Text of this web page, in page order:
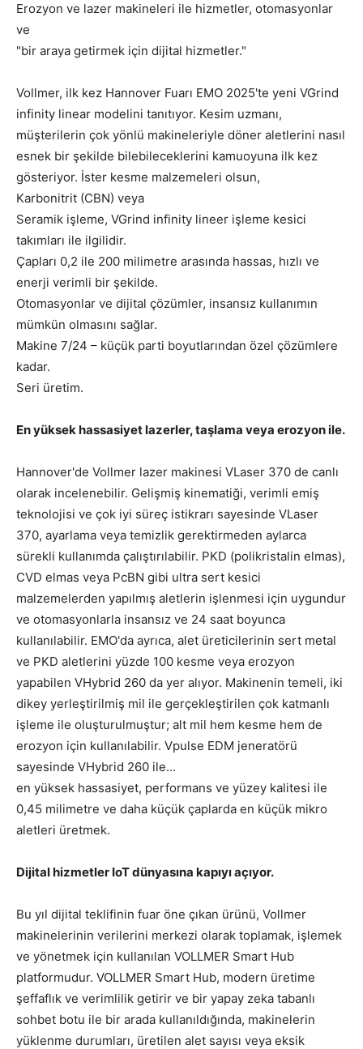
Erozyon ve lazer makineleri ile hizmetler, otomasyonlar
ve
"bir araya getirmek için dijital hizmetler."
Vollmer, ilk kez Hannover Fuarı EMO 2025'te yeni VGrind
infinity linear modelini tanıtıyor. Kesim uzmanı,
müşterilerin çok yönlü makineleriyle döner aletlerini nasıl
esnek bir şekilde bilebileceklerini kamuoyuna ilk kez
gösteriyor. İster kesme malzemeleri olsun,
Karbonitrit (CBN) veya
Seramik işleme, VGrind infinity lineer işleme kesici
takımları ile ilgilidir.
Çapları 0,2 ile 200 milimetre arasında hassas, hızlı ve
enerji verimli bir şekilde.
Otomasyonlar ve dijital çözümler, insansız kullanımın
mümkün olmasını sağlar.
Makine 7/24 – küçük parti boyutlarından özel çözümlere
kadar.
Seri üretim.
En yüksek hassasiyet lazerler, taşlama veya erozyon ile.
Hannover'de Vollmer lazer makinesi VLaser 370 de canlı
olarak incelenebilir. Gelişmiş kinematiği, verimli emiş
teknolojisi ve çok iyi süreç istikrarı sayesinde VLaser
370, ayarlama veya temizlik gerektirmeden aylarca
sürekli kullanımda çalıştırılabilir. PKD (polikristalin elmas),
CVD elmas veya PcBN gibi ultra sert kesici
malzemelerden yapılmış aletlerin işlenmesi için uygundur
ve otomasyonlarla insansız ve 24 saat boyunca
kullanılabilir. EMO'da ayrıca, alet üreticilerinin sert metal
ve PKD aletlerini yüzde 100 kesme veya erozyon
yapabilen VHybrid 260 da yer alıyor. Makinenin temeli, iki
dikey yerleştirilmiş mil ile gerçekleştirilen çok katmanlı
işleme ile oluşturulmuştur; alt mil hem kesme hem de
erozyon için kullanılabilir. Vpulse EDM jeneratörü
sayesinde VHybrid 260 ile...
en yüksek hassasiyet, performans ve yüzey kalitesi ile
0,45 milimetre ve daha küçük çaplarda en küçük mikro
aletleri üretmek.
Dijital hizmetler IoT dünyasına kapıyı açıyor.
Bu yıl dijital teklifinin fuar öne çıkan ürünü, Vollmer
makinelerinin verilerini merkezi olarak toplamak, işlemek
ve yönetmek için kullanılan VOLLMER Smart Hub
platformudur. VOLLMER Smart Hub, modern üretime
şeffaflık ve verimlilik getirir ve bir yapay zeka tabanlı
sohbet botu ile bir arada kullanıldığında, makinelerin
yüklenme durumları, üretilen alet sayısı veya eksik